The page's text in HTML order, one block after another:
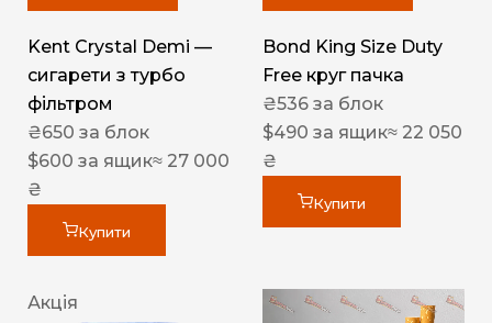
Kent Crystal Demi —
сигарети з турбо
фільтром
₴650 за блок
$600 за ящик≈ 27 000
₴
Купити
Bond King Size Duty
Free круг пачка
₴536 за блок
$490 за ящик≈ 22 050
₴
Купити
Акція